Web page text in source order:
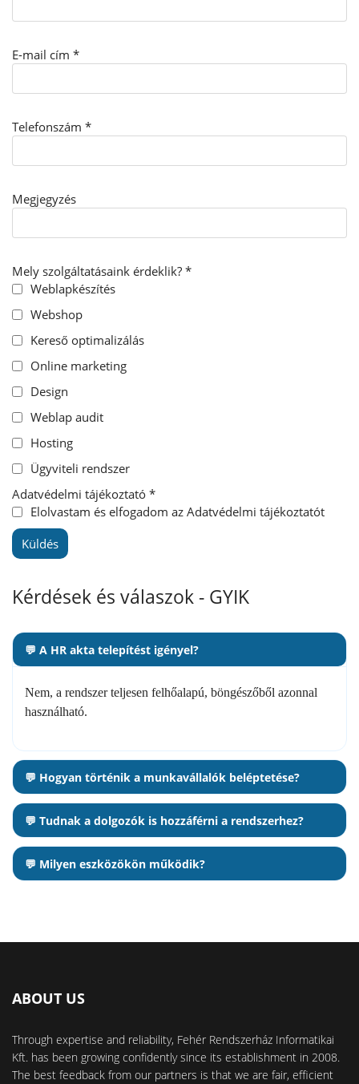
E-mail cím *
Telefonszám *
Megjegyzés
Mely szolgáltatásaink érdeklik? *
Weblapkészítés
Webshop
Kereső optimalizálás
Online marketing
Design
Weblap audit
Hosting
Ügyviteli rendszer
Adatvédelmi tájékoztató *
Elolvastam és elfogadom az Adatvédelmi tájékoztatót
Küldés
Kérdések és válaszok - GYIK
💬 A HR akta telepítést igényel?
Nem, a rendszer teljesen felhőalapú, böngészőből azonnal
használható.
💬 Hogyan történik a munkavállalók beléptetése?
💬 Tudnak a dolgozók is hozzáférni a rendszerhez?
💬 Milyen eszközökön működik?
ABOUT US
Through expertise and reliability, Fehér Rendszerház Informatikai
Kft. has been growing confidently since its establishment in 2008.
The best feedback from our partners is that we are fair, efficient